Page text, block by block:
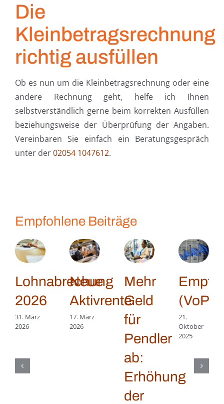
Die
Kleinbetragsrechnung
richtig ausfüllen
Ob es nun um die Kleinbetragsrechnung oder eine
andere Rechnung geht, helfe ich Ihnen
selbstverständlich gerne beim korrekten Ausfüllen
beziehungsweise der Überprüfung der Angaben.
Vereinbaren Sie einfach ein Beratungsgespräch
unter der02054 1047612.
Empfohlene Beiträge
Lohnabrechung
2026
31. März
2026
Neue
Aktivrente
17. März
2026
Mehr
Geld
für
Pendler
ab:
Erhöhung
der
(VoP)
21.
Oktober
2025